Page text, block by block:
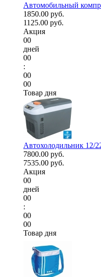
Автомобильный
1850.00 руб.
1125.00 руб.
Акция
00
дней
00
:
00
00
Товар дня
Автохолодильник 12/
7800.00 руб.
7535.00 руб.
Акция
00
дней
00
:
00
00
Товар дня